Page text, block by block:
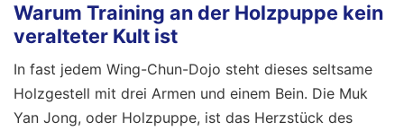
Warum Training an der Holzpuppe kein
veralteter Kult ist
In fast jedem Wing-Chun-Dojo steht dieses seltsame
Holzgestell mit drei Armen und einem Bein. Die Muk
Yan Jong, oder Holzpuppe, ist das Herzstück des